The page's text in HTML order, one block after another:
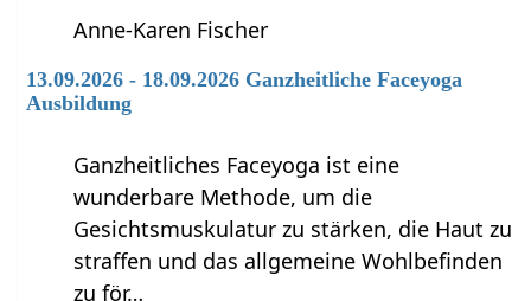
Anne-Karen Fischer
13.09.2026 - 18.09.2026 Ganzheitliche Faceyoga
Ausbildung
Ganzheitliches Faceyoga ist eine
wunderbare Methode, um die
Gesichtsmuskulatur zu stärken, die Haut zu
straffen und das allgemeine Wohlbefinden
zu för…